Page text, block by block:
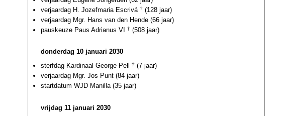
verjaardag H. Jozefmaria Escrivá † (128 jaar)
verjaardag Mgr. Hans van den Hende (66 jaar)
pauskeuze Paus Adrianus VI † (508 jaar)
donderdag 10 januari 2030
sterfdag Kardinaal George Pell
† (7 jaar)
verjaardag Mgr. Jos Punt (84 jaar)
startdatum WJD Manilla (35 jaar)
vrijdag 11 januari 2030